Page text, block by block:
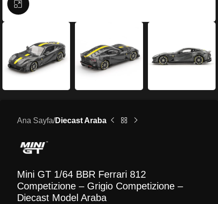
Büyütmek için tıklayın
Ana Sayfa Diecast Araba
Mini GT 1/64 BBR Ferrari 812
Competizione – Grigio Competizione –
Diecast Model Araba